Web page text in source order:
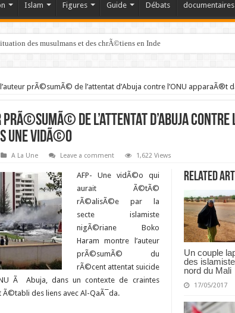
Islam Figures Guide Débats documentaires
des musulmans et des chrÃ©tiens en Inde
prÃ©sumÃ© de l’attentat d’Abuja contre l’ONU apparaÃ®t
de l’attentat d’Abuja contre
une vidÃ©o
A La Une Leave a comment 1,622 Views
Related
Un couple
des
nord du Mali
17/05/2017
AFP- Une vidÃ©o qui
aurait Ã©tÃ©
rÃ©alisÃ©e par la
secte islamiste
nigÃ©riane Boko
Haram montre l’auteur
prÃ©sumÃ© du
rÃ©cent attentat suicide
Ã Abuja, dans un contexte de craintes
Ã©tabli des liens avec Al-QaÃ¯da.